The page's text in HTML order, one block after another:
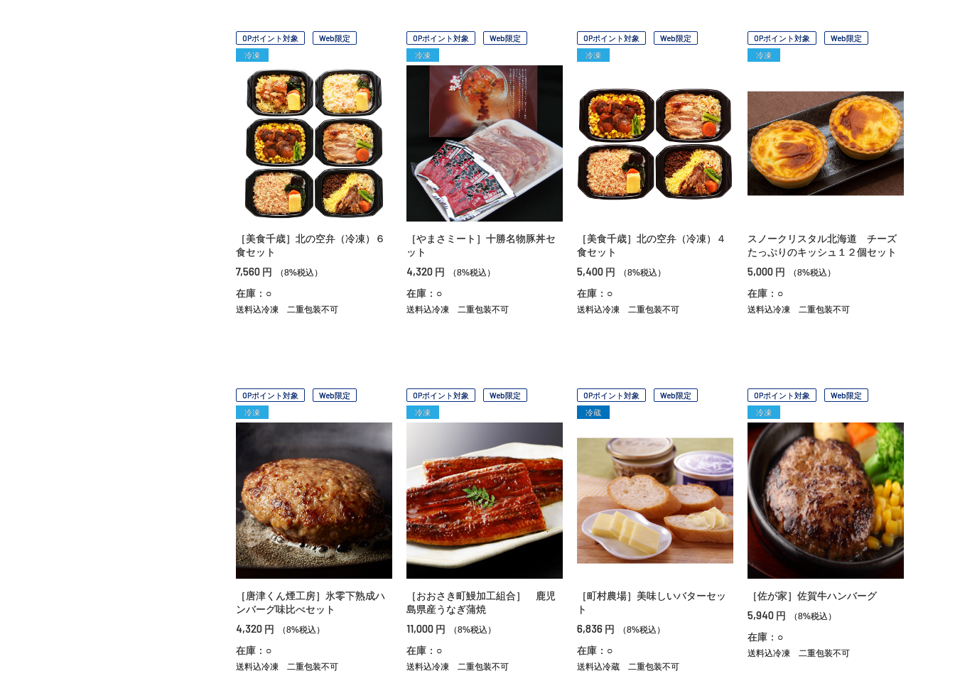
OPポイント対象
Web限定
冷凍
［美食千歳］北の空弁（冷凍）６
食セット
7,560 円 （8%税込）
在庫：○
送料込冷凍 二重包装不可
OPポイント対象
Web限定
冷凍
［やまさミート］十勝名物豚丼セ
ット
4,320 円 （8%税込）
在庫：○
送料込冷凍 二重包装不可
OPポイント対象
Web限定
冷凍
［美食千歳］北の空弁（冷凍）４
食セット
5,400 円 （8%税込）
在庫：○
送料込冷凍 二重包装不可
OPポイント対象
Web限定
冷凍
スノークリスタル北海道 チーズ
たっぷりのキッシュ１２個セット
5,000 円 （8%税込）
在庫：○
送料込冷凍 二重包装不可
OPポイント対象
Web限定
冷凍
［唐津くん煙工房］氷零下熟成ハ
ンバーグ味比べセット
4,320 円 （8%税込）
在庫：○
送料込冷凍 二重包装不可
OPポイント対象
Web限定
冷凍
［おおさき町鰻加工組合］ 鹿児
島県産うなぎ蒲焼
11,000 円 （8%税込）
在庫：○
送料込冷凍 二重包装不可
OPポイント対象
Web限定
冷蔵
［町村農場］美味しいバターセッ
ト
6,836 円 （8%税込）
在庫：○
送料込冷蔵 二重包装不可
OPポイント対象
Web限定
冷凍
［佐が家］佐賀牛ハンバーグ
5,940 円 （8%税込）
在庫：○
送料込冷凍 二重包装不可